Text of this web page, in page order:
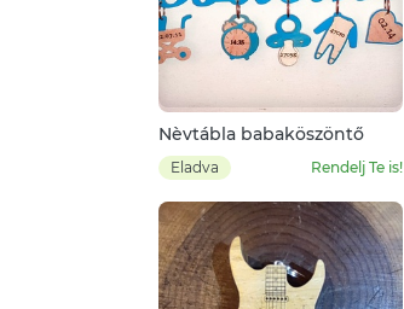
Nèvtábla babaköszöntő
Eladva Rendelj Te is!